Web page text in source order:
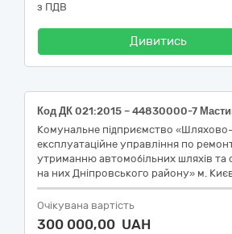
з ПДВ
Дивитись
Комунальне підприємство «Шляхово-
експлуатаційне управління по
утриманню автомобільних шляхів та
на них Дніпровського району» м.
Очікувана вартість
300 000,00 UAH